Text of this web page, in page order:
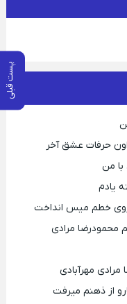
پست قبلی
اون حرفات عشق آخر
با من
یادم
روی خطم میس انداخت
محمودرضا مرادی
مرادی مهرآبادی
از ذهنم میرفت